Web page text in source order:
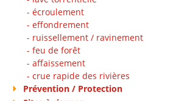
- écroulement
- effondrement
- ruissellement / ravinement
- feu de forêt
- affaissement
- crue rapide des rivières
Prévention / Protection